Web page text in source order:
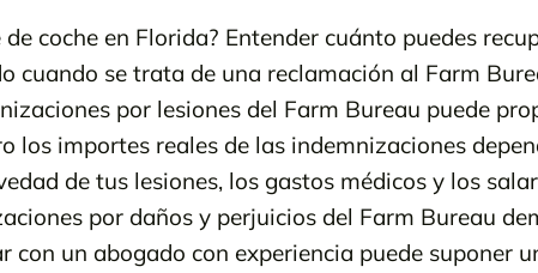
coche en Florida? Entender cuánto puedes
cuando se trata de una reclamación al Farm
por lesiones del Farm Bureau puede
los importes reales de las indemnizaciones
de tus lesiones, los gastos médicos y los
por daños y perjuicios del Farm Bureau
con un abogado con experiencia puede suponer